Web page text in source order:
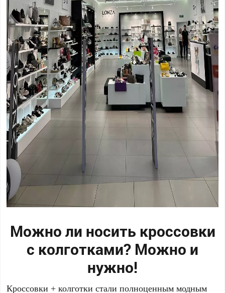
Можно ли носить кроссовки
с колготками? Можно и
нужно!
Кроссовки + колготки стали полноценным модным